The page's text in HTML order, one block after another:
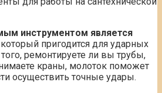
инструментом является
пригодится для ударных
ремонтируете ли вы трубы,
краны, молоток поможет
осуществить точные удары.